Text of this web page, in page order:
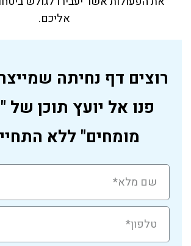
אליכם.
רוצים דף נחיתה
פנו אל יועץ תוכן של
מומחים" ללא